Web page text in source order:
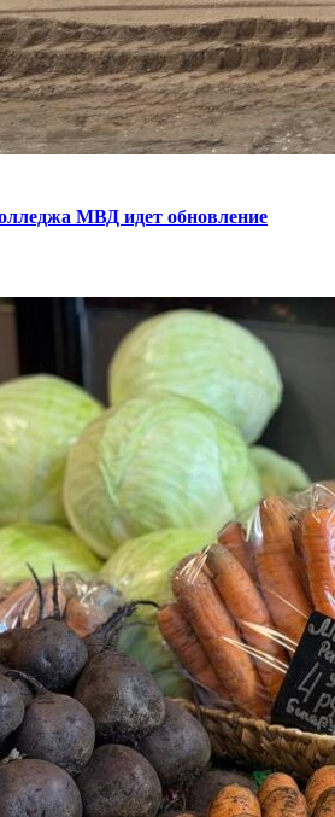
МВД идет обновление